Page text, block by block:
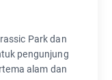
Park dan
pengunjung
alam dan